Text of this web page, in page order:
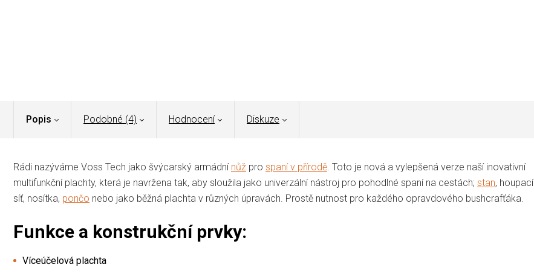
Popis Podobné (4) Hodnocení Diskuze
Rádi nazýváme Voss Tech jako švýcarský armádní nůž pro spaní v přírodě. Toto je nová a vylepšená verze naší inovativní
multifunkční plachty, která je navržena tak, aby sloužila jako univerzální nástroj pro pohodlné spaní na cestách; stan, houpací
síť, nosítka, pončo nebo jako běžná plachta v různých úpravách. Prostě nutnost pro každého opravdového bushcrafťáka.
Funkce a konstrukční prvky:
Víceúčelová plachta